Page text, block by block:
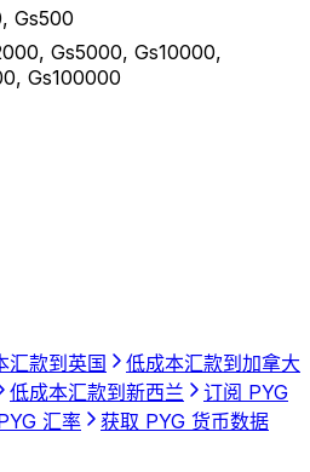
Gs500
Gs5000, Gs10000,
Gs100000
汇款到英国
低成本汇款到加拿大
低成本汇款到新西兰
订阅 PYG
汇率
获取 PYG 货币数据